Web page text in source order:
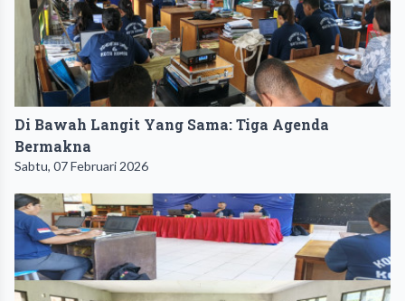
Di Bawah Langit Yang Sama: Tiga Agenda
Bermakna
Sabtu, 07 Februari 2026